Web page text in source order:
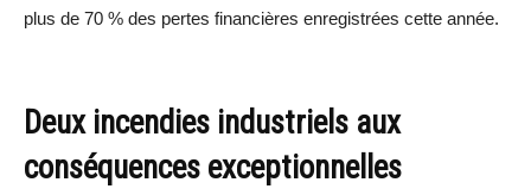
plus de 70 % des pertes financières enregistrées cette année.
Deux incendies industriels aux
conséquences exceptionnelles